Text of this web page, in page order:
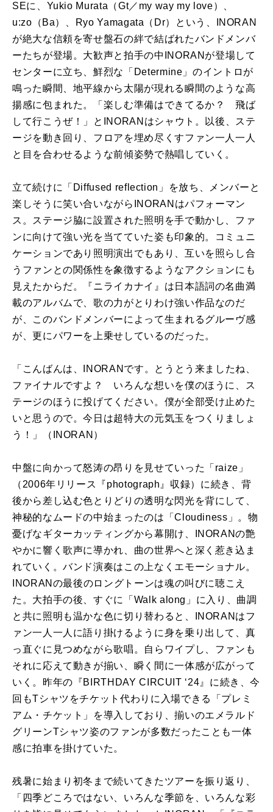
SEに、Yukio Murata（Gt／my way my love）、
u:zo（Ba）、Ryo Yamagata（Dr）という、INORAN
が絶大な信頼を寄せ盤石の絆で結ばれたバンドメンバ
ーたちが登場。大歓声と拍手の中INORANが登場して
センターに立ち、鮮烈な「Determine」のイントロが
鳴った瞬間、地平線から太陽が現れる瞬間のような高
揚感に包まれた。「楽しむ準備はできてるか？ 飛ば
して行こうぜ！」とINORANはシャウト。以後、ステ
ージを動き回り、フロアを埋め尽くすファン一人一人
と目を合わせるような前傾姿勢で熱唱していく。
立て続けに「Diffused reflection」を放ち、メンバーと
楽しそうに笑い合いながらINORANはパフォーマン
ス。ステージ脇に設置された照明を手で動かし、ファ
ンに向けて強い光を当てていた姿も印象的。コミュニ
ケーションであり照明演出でもあり、互いを照らし合
うファンとの関係性を象徴するようなアクションにも
見えたからだ。『ニライカナイ』は日本語詞の名曲満
載のアルバムで、歌の力がとりわけ強い作品なのだ
が、このバンドメンバーによって生まれるグルーヴ感
が、更にパワーを上乗せしているのだった。
「こんばんは、INORANです。とうとう来ましたね、
ファイナルですよ？ いろんな想いを僕のほうに、ス
テージのほうに投げてください。僕が全部受け止めた
いと思うので。今日は超特大の元気玉をつくりましょ
う！」（INORAN）
中盤に向かって怒涛の昂りを見せていった「raize」
（2006年リリース『photograph』収録）に続き、背
後から差し込む色とりどりの透明な閃光を背にして、
神秘的なムードの中始まったのは「Cloudiness」。物
憂げなギターカッティングから幕開け、INORANの艶
やかに響く歌声に導かれ、曲の世界へと深く惹き込ま
れていく。バンド演奏はこの上なくエモーショナル。
INORANの最後のロングトーンは魂の叫びに聴こえ
た。大拍手の後、すぐに「Walk along」に入り、曲調
と共に照明も温かな色に切り替わると、INORANはフ
ァン一人一人に語り掛けるように身を乗り出して、真
っ直ぐに見つめながら歌唱。自らワイプし、ファンも
それに応えて動きが揃い、瞬く間に一体感が広がって
いく。昨年の『BIRTHDAY CIRCUIT ‘24』に続き、今
回もTシャツをチケット代わりに入場できる「プレミ
アム・チケット」を導入しており、揃いのエメラルド
グリーンTシャツ姿のファンが多数だったことも一体
感に拍車を掛けていた。
残暑に始まり初冬まで続いてきたツアーを振り返り、
「四季どころではない、いろんな季節を、いろんな彩